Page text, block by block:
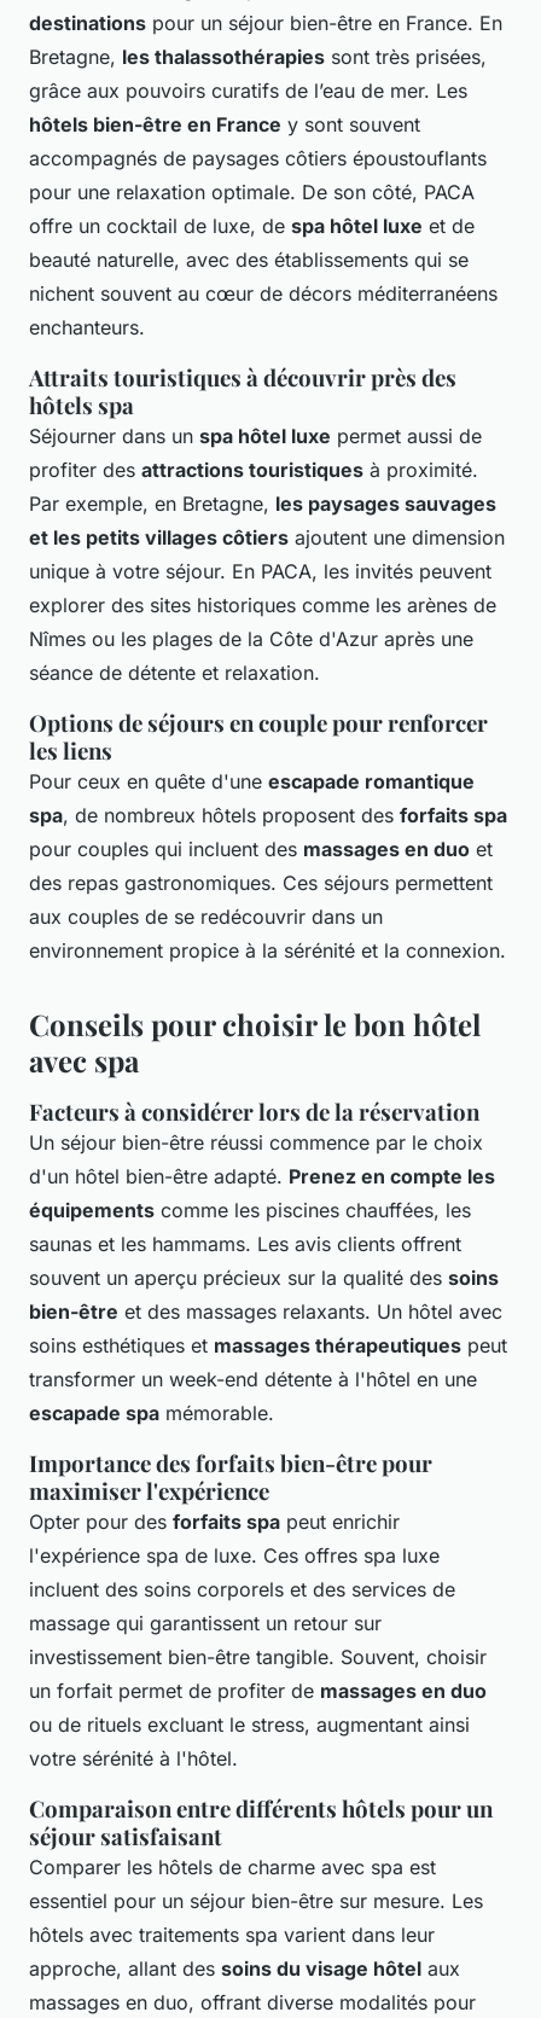
destinations pour un séjour bien-être en France. En
Bretagne, les thalassothérapies sont très prisées,
grâce aux pouvoirs curatifs de l’eau de mer. Les
hôtels bien-être en France y sont souvent
accompagnés de paysages côtiers époustouflants
pour une relaxation optimale. De son côté, PACA
offre un cocktail de luxe, de spa hôtel luxe et de
beauté naturelle, avec des établissements qui se
nichent souvent au cœur de décors méditerranéens
enchanteurs.
Attraits touristiques à découvrir près des
hôtels spa
Séjourner dans un spa hôtel luxe permet aussi de
profiter des attractions touristiques à proximité.
Par exemple, en Bretagne, les paysages sauvages
et les petits villages côtiers ajoutent une dimension
unique à votre séjour. En PACA, les invités peuvent
explorer des sites historiques comme les arènes de
Nîmes ou les plages de la Côte d'Azur après une
séance de détente et relaxation.
Options de séjours en couple pour renforcer
les liens
Pour ceux en quête d'une escapade romantique
spa, de nombreux hôtels proposent des forfaits spa
pour couples qui incluent des massages en duo et
des repas gastronomiques. Ces séjours permettent
aux couples de se redécouvrir dans un
environnement propice à la sérénité et la connexion.
Conseils pour choisir le bon hôtel
avec spa
Facteurs à considérer lors de la réservation
Un séjour bien-être réussi commence par le choix
d'un hôtel bien-être adapté. Prenez en compte les
équipements comme les piscines chauffées, les
saunas et les hammams. Les avis clients offrent
souvent un aperçu précieux sur la qualité des soins
bien-être et des massages relaxants. Un hôtel avec
soins esthétiques et massages thérapeutiques peut
transformer un week-end détente à l'hôtel en une
escapade spa mémorable.
Importance des forfaits bien-être pour
maximiser l'expérience
Opter pour des forfaits spa peut enrichir
l'expérience spa de luxe. Ces offres spa luxe
incluent des soins corporels et des services de
massage qui garantissent un retour sur
investissement bien-être tangible. Souvent, choisir
un forfait permet de profiter de massages en duo
ou de rituels excluant le stress, augmentant ainsi
votre sérénité à l'hôtel.
Comparaison entre différents hôtels pour un
séjour satisfaisant
Comparer les hôtels de charme avec spa est
essentiel pour un séjour bien-être sur mesure. Les
hôtels avec traitements spa varient dans leur
approche, allant des soins du visage hôtel aux
massages en duo, offrant diverse modalités pour